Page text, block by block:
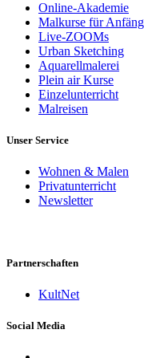
Online-Akademie
Malkurse für
Live-ZOOMs
Urban Sketching
Aquarellmalerei
Plein air Kurse
Einzelunterricht
Malreisen
Unser Service
Wohnen & Malen
Privatunterricht
Newsletter
Partnerschaften
KultNet
Social Media